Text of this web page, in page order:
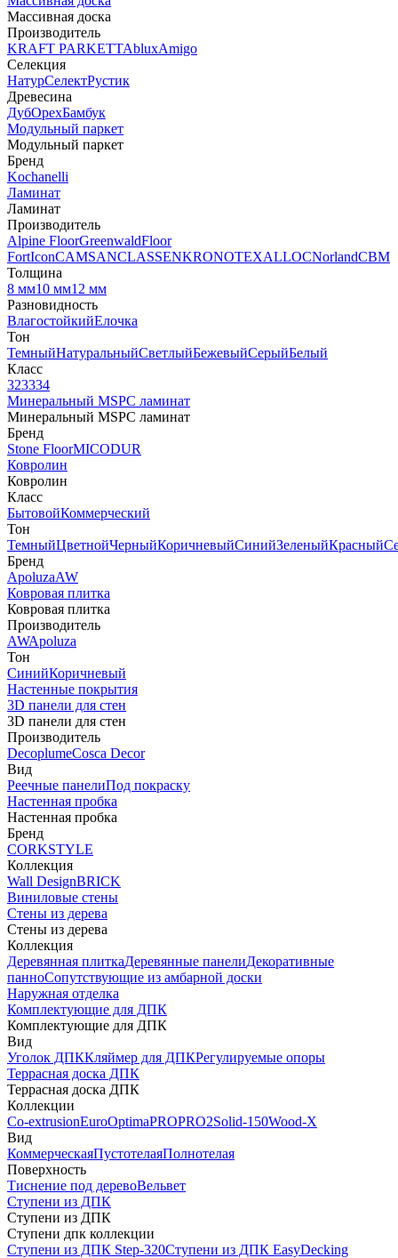
Массивная доска
Производитель
KRAFT PARKETTAbluxAmigo
Селекция
НатурСелектРустик
Древесина
ДубОрехБамбук
Модульный паркет
Модульный паркет
Бренд
Kochanelli
Ламинат
Ламинат
Производитель
Alpine FloorGreenwaldFloor
FortIconCAMSANCLASSENKRONOTEXALLOCNorlandCBM
Толщина
8 мм10 мм12 мм
Разновидность
ВлагостойкийЕлочка
Тон
ТемныйНатуральныйСветлыйБежевыйСерыйБелый
Класс
323334
Минеральный MSPC ламинат
Минеральный MSPC ламинат
Бренд
Stone FloorMICODUR
Ковролин
Ковролин
Класс
БытовойКоммерческий
Тон
ТемныйЦветнойЧерныйКоричневыйСинийЗеленыйКрасный
Бренд
ApoluzaAW
Ковровая плитка
Ковровая плитка
Производитель
AWApoluza
Тон
СинийКоричневый
Настенные покрытия
3D панели для стен
3D панели для стен
Производитель
DecoplumeCosca Decor
Вид
Реечные панелиПод покраску
Настенная пробка
Настенная пробка
Бренд
CORKSTYLE
Коллекция
Wall DesignBRICK
Виниловые стены
Стены из дерева
Стены из дерева
Коллекция
Деревянная плиткаДеревянные панелиДекоративные
панноСопутствующие из амбарной доски
Наружная отделка
Комплектующие для ДПК
Комплектующие для ДПК
Вид
Уголок ДПККляймер для ДПКРегулируемые опоры
Террасная доска ДПК
Террасная доска ДПК
Коллекции
Co-extrusionEuroOptimaPROPRO2Solid-150Wood-X
Вид
КоммерческаяПустотелаяПолнотелая
Поверхность
Тиснение под деревоВельвет
Ступени из ДПК
Ступени из ДПК
Ступени дпк коллекции
Ступени из ДПК Step-320Ступени из ДПК EasyDecking